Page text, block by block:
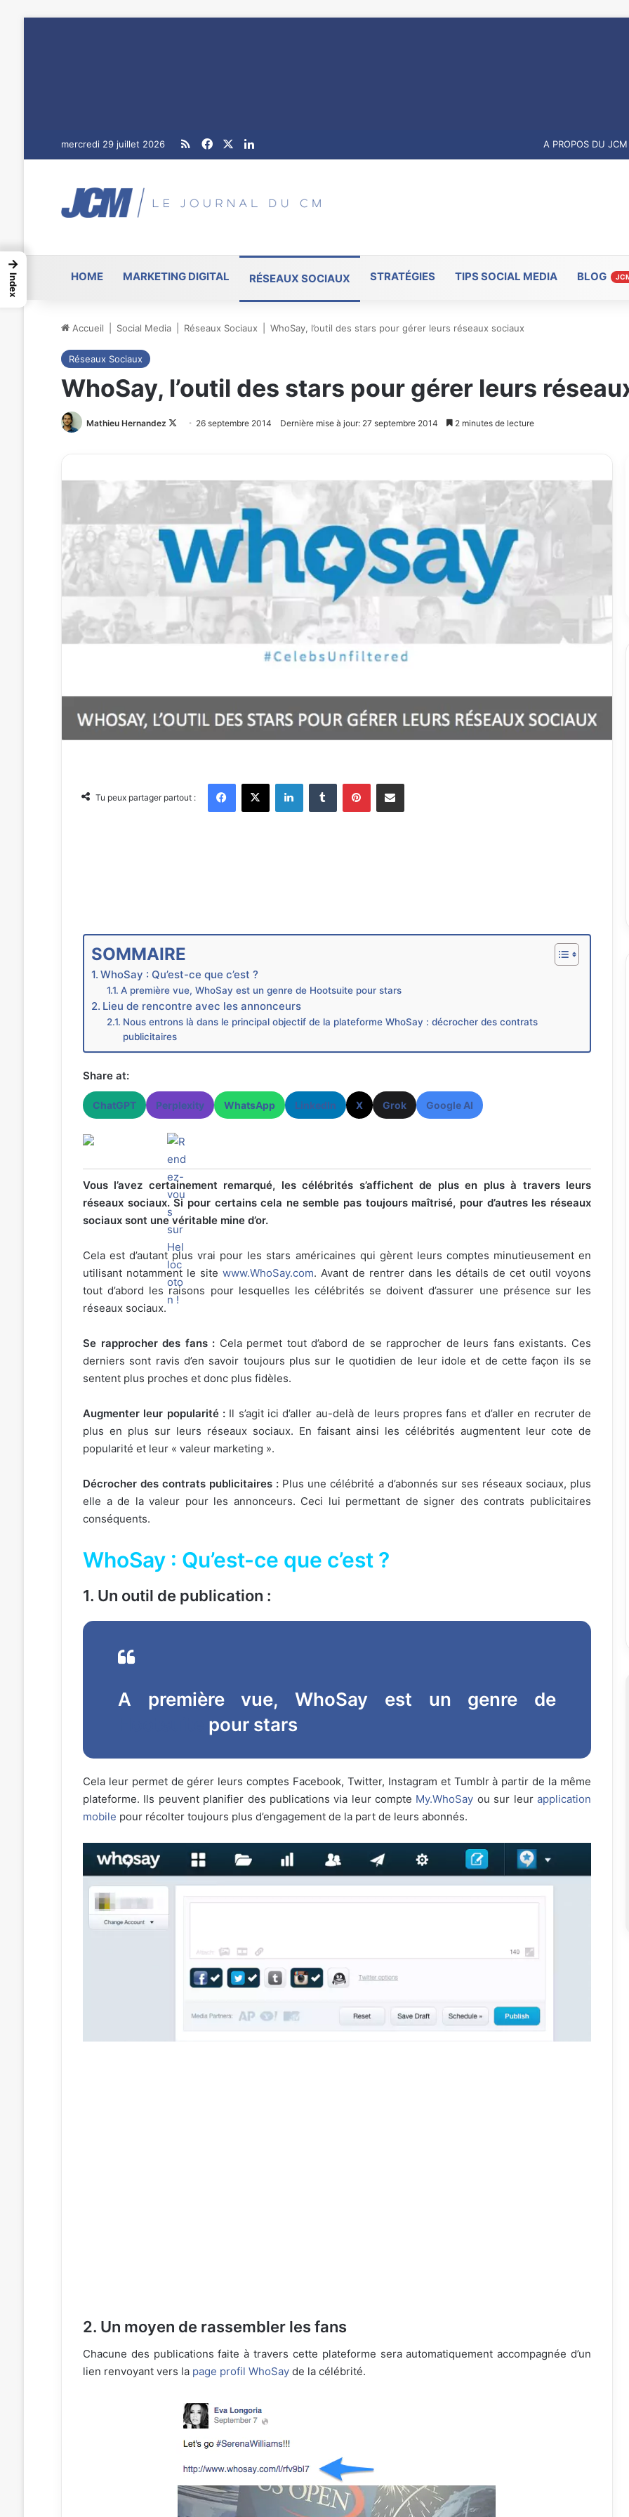
mercredi 29 juillet 2026 RSSFacebookLinkedin A PROPOS DU JCM
HOME MARKETING DIGITAL RÉSEAUX SOCIAUX STRATÉGIES TIPS SOCIAL MEDIA BLOG
Accueil Social Media Réseaux Sociaux WhoSay, l’outil des stars pour gérer leurs réseaux sociaux
Réseaux Sociaux
WhoSay, l’outil des stars pour gérer leurs
Mathieu Hernandez
Follow26 septembre 2014 Dernière mise à jour: 27 septembre 2014 2 minutes de lecture
Tu peux partager partout :
Facebook X Linkedin Tumblr Pinterest Partager par email
SOMMAIRE
WhoSay : Qu’est-ce que c’est ?
A première vue, WhoSay est un genre de Hootsuite pour stars
Lieu de rencontre avec les annonceurs
Nous entrons là dans le principal objectif de la plateforme WhoSay : décrocher des contrats
publicitaires
Share at:
ChatGPT Perplexity WhatsApp LinkedIn X Grok Google AI
Vous l’avez certainement remarqué, les célébrités s’affichent de plus en plus à travers leurs
réseaux sociaux. Si pour certains cela ne semble pas toujours maîtrisé, pour d’autres les réseaux
sociaux sont une véritable mine d’or.
Cela est d’autant plus vrai pour les stars américaines qui gèrent leurs comptes minutieusement en
utilisant notamment le site www.WhoSay.com. Avant de rentrer dans les détails de cet outil voyons
tout d’abord les raisons pour lesquelles les célébrités se doivent d’assurer une présence sur les
réseaux sociaux.
Se rapprocher des fans : Cela permet tout d’abord de se rapprocher de leurs fans existants. Ces
derniers sont ravis d’en savoir toujours plus sur le quotidien de leur idole et de cette façon ils se
sentent plus proches et donc plus fidèles.
Augmenter leur popularité : Il s’agit ici d’aller au-delà de leurs propres fans et d’aller en recruter de
plus en plus sur leurs réseaux sociaux. En faisant ainsi les célébrités augmentent leur cote de
popularité et leur « valeur marketing ».
Décrocher des contrats publicitaires : Plus une célébrité a d’abonnés sur ses réseaux sociaux, plus
elle a de la valeur pour les annonceurs. Ceci lui permettant de signer des contrats publicitaires
conséquents.
WhoSay : Qu’est-ce que c’est ?
1. Un outil de publication :
A première vue, WhoSay est un genre de
pour stars
Cela leur permet de gérer leurs comptes Facebook, Twitter, Instagram et Tumblr à partir de la même
plateforme. Ils peuvent planifier des publications via leur compte My.WhoSay ou sur leur application
mobile pour récolter toujours plus d’engagement de la part de leurs abonnés.
2. Un moyen de rassembler les fans
Chacune des publications faite à travers cette plateforme sera automatiquement accompagnée d’un
lien renvoyant vers la page profil WhoSayde la célébrité.
→
Index